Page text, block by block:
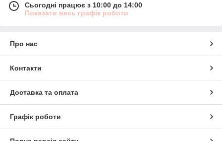
Сьогодні працює з 10:00 до 14:00
Показати весь графік роботи
Про нас
Контакти
Доставка та оплата
Графік роботи